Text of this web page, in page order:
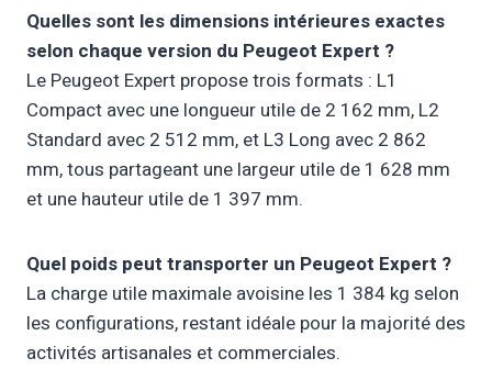
Quelles sont les dimensions intérieures exactes
selon chaque version du Peugeot Expert ?
Le Peugeot Expert propose trois formats : L1
Compact avec une longueur utile de 2 162 mm, L2
Standard avec 2 512 mm, et L3 Long avec 2 862
mm, tous partageant une largeur utile de 1 628 mm
et une hauteur utile de 1 397 mm.
Quel poids peut transporter un Peugeot Expert ?
La charge utile maximale avoisine les 1 384 kg selon
les configurations, restant idéale pour la majorité des
activités artisanales et commerciales.